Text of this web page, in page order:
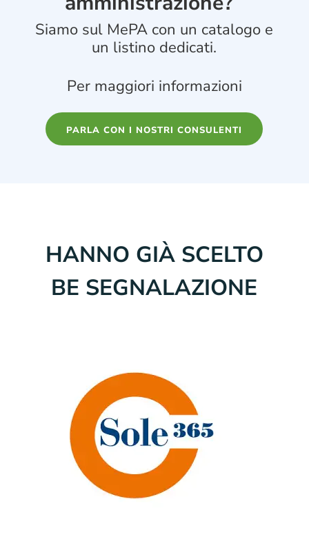
Siamo sul MePA con un catalogo e
un listino dedicati.
Per maggiori informazioni
PARLA CON I NOSTRI CONSULENTI
HANNO GIÀ SCELTO
BE SEGNALAZIONE